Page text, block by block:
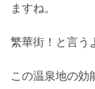
ますね。
繁華街！と言う
この温泉地の効